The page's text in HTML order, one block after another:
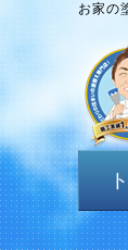
お家の